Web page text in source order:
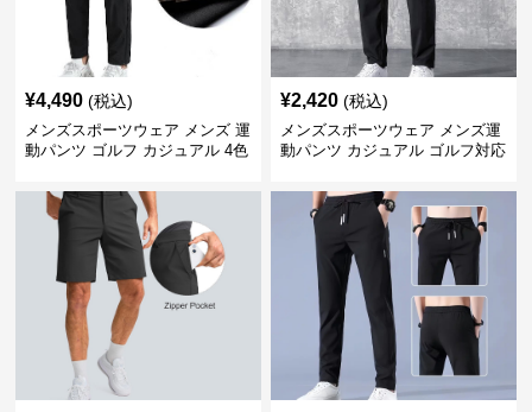
¥4,490 (税込)
メンズスポーツウェア メンズ 運
動パンツ ゴルフ カジュアル 4色
¥2,420 (税込)
メンズスポーツウェア メンズ運
動パンツ カジュアル ゴルフ対応